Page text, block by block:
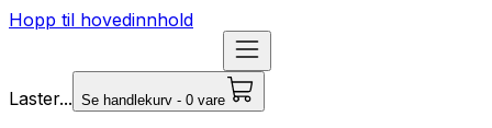
Hopp til hovedinnhold
Laster... Se handlekurv - 0 vare